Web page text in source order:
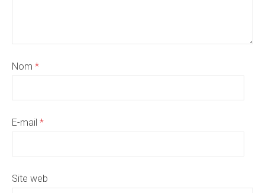
Nom *
E-mail *
Site web